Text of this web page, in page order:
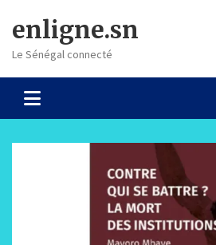
content
enligne.sn
Le Sénégal connecté